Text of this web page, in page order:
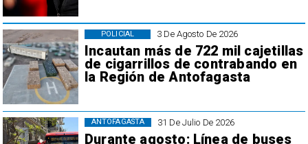
3 De Agosto De 2026
Incautan más de 722 mil cajetillas
de cigarrillos de contrabando en
la Región de Antofagasta
POLICIAL
31 De Julio De 2026
Durante agosto: Línea de buses
ANTOFAGASTA